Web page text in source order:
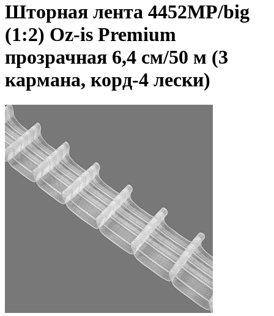
Шторная лента 4452MP/big
(1:2) Oz-is Premium
прозрачная 6,4 см/50 м (3
кармана, корд-4 лески)